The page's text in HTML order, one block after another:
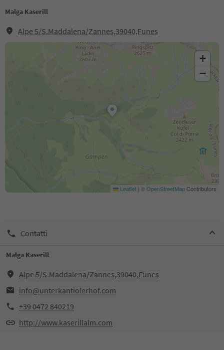
Malga Kaserill
Alpe 5/S.Maddalena/Zannes,39040,Funes
+
−
Leaflet | ©OpenStreetMapContributors
Contatti
Malga Kaserill
Alpe 5/S.Maddalena/Zannes,39040,Funes
info@unterkantiolerhof.com
+39 0472 840219
http://www.kaserillalm.com